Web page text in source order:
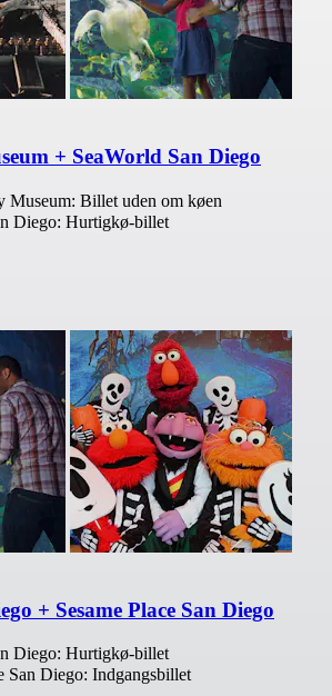
+ SeaWorld San Diego
Museum: Billet uden om køen
Diego: Hurtigkø-billet
+ Sesame Place San Diego
Diego: Hurtigkø-billet
San Diego: Indgangsbillet